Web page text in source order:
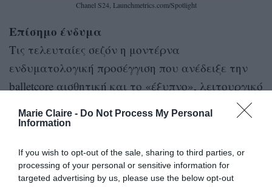
Marie Claire - Do Not Process My Personal
Information
If you wish to opt-out of the sale, sharing to third parties, or
processing of your personal or sensitive information for
targeted advertising by us, please use the below opt-out
Chanel S24, Launchmetrics.com/Spotlight
Επίσημο ένδυμα
Τις τελευταίες σεζόν η μοντέρνα
ενδυματολογική προσέγγιση που ανέδειξε την
balletcore αισθητική και το «έξυπνο», λειτουργικό
καθημερινό dresscode εξηγεί σε μεγάλο βαθμό
γιατί οι μπαλαρίνες είναι πιο επίκαιρες από
σατέν πουέντ (βλ.Miu Miu) είτε για πιο
περίτεχνα σχέδια με στρας (βλAlaïa). Επιπλέον,